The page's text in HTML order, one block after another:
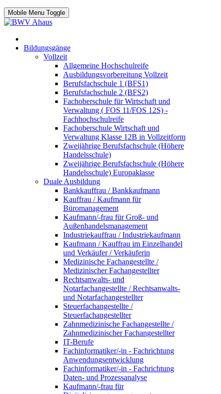
Mobile Menu Toggle
Bildungsgänge
Vollzeit
Allgemeine Hochschulreife
Ausbildungsvorbereitung Vollzeit
Berufsfachschule 1 (BFS1)
Berufsfachschule 2 (BFS2)
Fachoberschule für Wirtschaft und
Verwaltung ( FOS 11/FOS 12S) -
Fachhochschulreife
Fachoberschule Wirtschaft und
Verwaltung Klasse 12B in Vollzeitform
Zweijährige Berufsfachschule (Höhere
Handelsschule)
Zweijährige Berufsfachschule (Höhere
Handelsschule) Europaklasse
Duale Ausbildung
Bankkauffrau / Bankkaufmann
Kauffrau / Kaufmann für
Büromanagement
Kaufmann/-frau für Groß- und
Außenhandelsmanagement
Industriekauffrau / Industriekaufmann
Kaufmann / Kauffrau im Einzelhandel
und Verkäufer / Verkäuferin
Medizinische Fachangestellte /
Medizinischer Fachangestellter
Rechtsanwalts- und
Notarfachangestellte / Rechtsanwalts-
und Notarfachangestellter
Steuerfachangestellte /
Steuerfachangestellter
Zahnmedizinische Fachangestellte /
Zahnmedizinischer Fachangestellter
IT-Berufe
Fachinformatiker/-in - Fachrichtung
Anwendungsentwicklung
Fachinformatiker/-in - Fachrichtung
Daten- und Prozessanalyse
Kaufmann/-frau für